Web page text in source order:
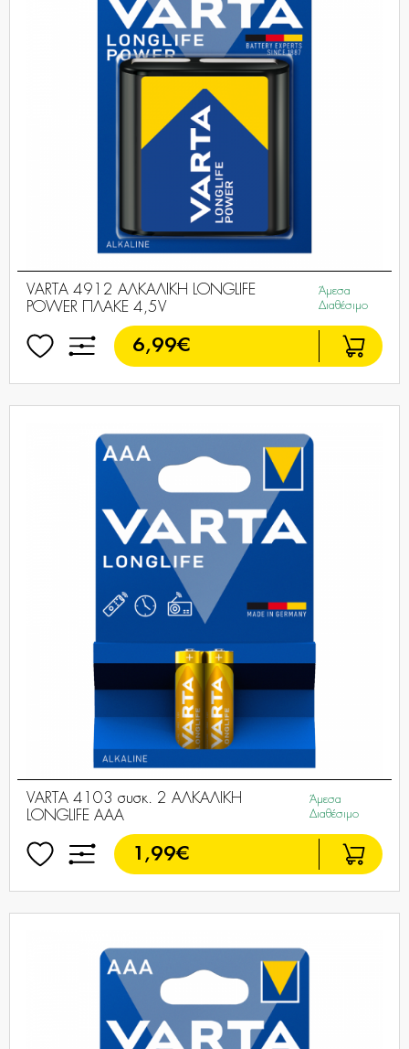
VARTA 4912 AΛΚΑΛΙΚΗ LONGLIFE
POWER ΠΛΑΚΕ 4,5V
Άμεσα
Διαθέσιμο
6,99€
VARTA 4103 συσκ. 2 AΛΚΑΛΙΚΗ
LONGLIFE AAA
Άμεσα
Διαθέσιμο
1,99€